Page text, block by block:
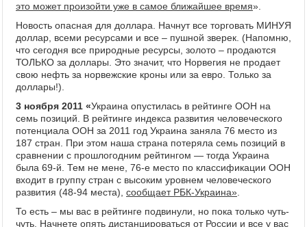
это может произойти уже в самое ближайшее время».
Новость опасная для доллара. Начнут все торговать МИНУЯ
доллар, всеми ресурсами и все – пушной зверек. (Напомню,
что сегодня все природные ресурсы, золото – продаются
ТОЛЬКО за доллары. Это значит, что Норвегия не продает
свою нефть за норвежские кроны или за евро. Только за
доллары!).
3 ноября 2011 «Украина опустилась в рейтинге ООН на
семь позиций. В рейтинге индекса развития человеческого
потенциала ООН за 2011 год Украина заняла 76 место из
187 стран. При этом наша страна потеряла семь позиций в
сравнении с прошлогодним рейтингом — тогда Украина
была 69-й. Тем не мене, 76-е место по классификации ООН
входит в группу стран с высоким уровнем человеческого
развития (48-94 места), сообщает РБК-Украина»
То есть – мы вас в рейтинге подвинули, но пока только чуть-
чуть. Начнете опять дистанцироваться от России и все у вас